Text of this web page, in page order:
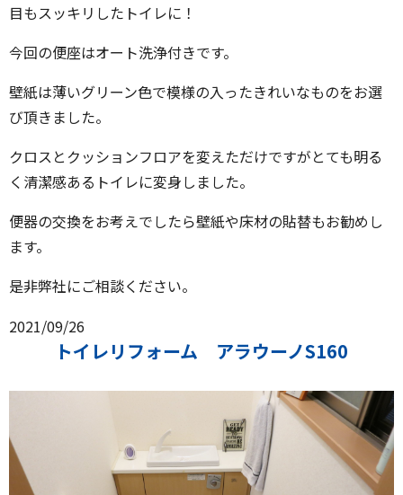
目もスッキリしたトイレに！
今回の便座はオート洗浄付きです。
壁紙は薄いグリーン色で模様の入ったきれいなものをお選
び頂きました。
クロスとクッションフロアを変えただけですがとても明る
く清潔感あるトイレに変身しました。
便器の交換をお考えでしたら壁紙や床材の貼替もお勧めし
ます。
是非弊社にご相談ください。
2021/09/26
トイレリフォーム アラウーノS160